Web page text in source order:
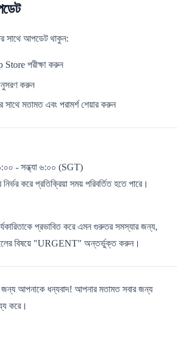
সাথে আপডেট থাকুন:
পরীক্ষা করুন
করুন
সাথে মতামত এবং পরামর্শ শেয়ার করুন
- সন্ধ্যা ৬:০০ (SGT)
করে প্রতিক্রিয়া সময় পরিবর্তিত হতে পারে।
প্রভাবিত করে এমন গুরুতর সমস্যার জন্য,
বিষয়ে "URGENT" অন্তর্ভুক্ত করুন।
আপনাকে ধন্যবাদ! আপনার মতামত সবার জন্য
করে।